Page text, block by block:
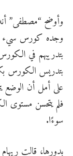
وأوضح “مصطفى”
وجده كورس سيء
بتدريبهم في
بتدريس الكورس
على أمل أن الوضع
فلم يتحسن مستوى
سوءًا.
بدورها، قالت